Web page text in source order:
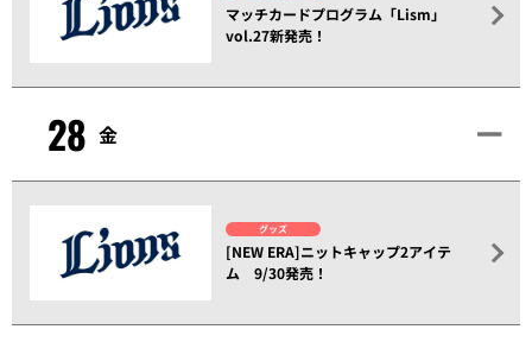
マッチカードプログラム「Lism」
vol.27新発売！
28 金
グッズ
[NEW ERA]ニットキャップ2アイテ
ム 9/30発売！